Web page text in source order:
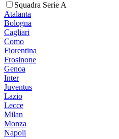
Squadra Serie A
Atalanta
Bologna
Cagliari
Como
Fiorentina
Frosinone
Genoa
Inter
Juventus
Lazio
Lecce
Milan
Monza
Napoli